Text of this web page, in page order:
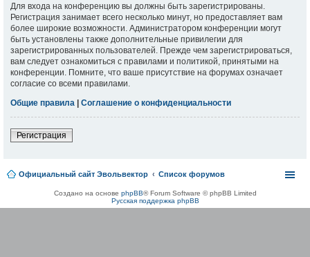
Для входа на конференцию вы должны быть зарегистрированы.
Регистрация занимает всего несколько минут, но предоставляет вам
более широкие возможности. Администратором конференции могут
быть установлены также дополнительные привилегии для
зарегистрированных пользователей. Прежде чем зарегистрироваться,
вам следует ознакомиться с правилами и политикой, принятыми на
конференции. Помните, что ваше присутствие на форумах означает
согласие со всеми правилами.
Общие правила | Соглашение о конфиденциальности
Регистрация
Официальный сайт Эвольвектор Список форумов
Создано на основе phpBB® Forum Software © phpBB Limited
Русская поддержка phpBB